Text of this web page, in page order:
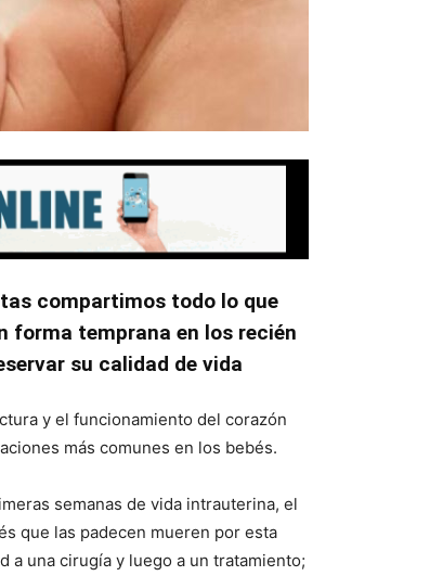
compartimos todo lo que
forma temprana en los recién
su calidad de vida
y el funcionamiento del corazón
más comunes en los bebés.
semanas de vida intrauterina, el
que las padecen mueren por esta
a una cirugía y luego a un tratamiento;